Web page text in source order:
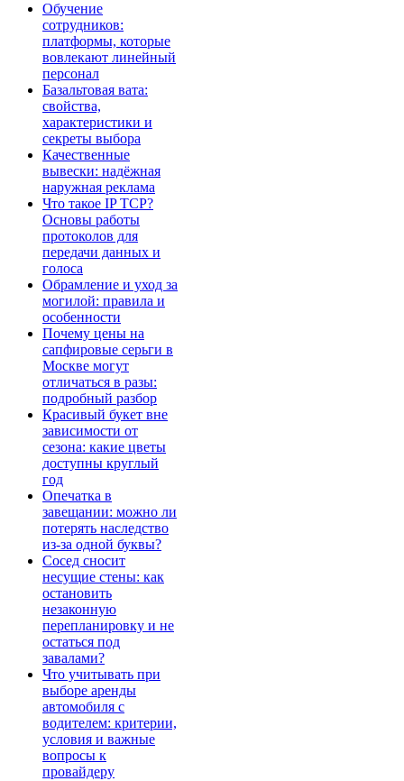
Обучение
сотрудников:
платформы, которые
вовлекают линейный
персонал
Базальтовая вата:
свойства,
характеристики и
секреты выбора
Качественные
вывески: надёжная
наружная реклама
Что такое IP TCP?
Основы работы
протоколов для
передачи данных и
голоса
Обрамление и уход за
могилой: правила и
особенности
Почему цены на
сапфировые серьги в
Москве могут
отличаться в разы:
подробный разбор
Красивый букет вне
зависимости от
сезона: какие цветы
доступны круглый
год
Опечатка в
завещании: можно ли
потерять наследство
из-за одной буквы?
Сосед сносит
несущие стены: как
остановить
незаконную
перепланировку и не
остаться под
завалами?
Что учитывать при
выборе аренды
автомобиля с
водителем: критерии,
условия и важные
вопросы к
провайдеру